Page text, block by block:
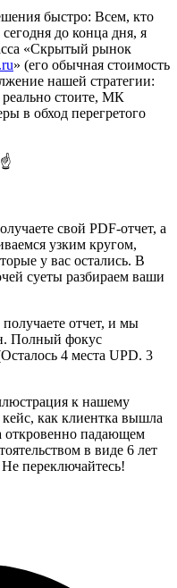
быстро: Всем, кто
до конца дня, я
«Скрытый рынок
» (его обычная стоимость
нашей стратегии:
стоите, МК
в обход перегретого
☝️
свой PDF-отчет, а
узким кругом,
у вас остались. В
суеты разбираем ваши
отчет, и мы
Полный фокус
4 места UPD. 3
к нашему
как клиентка вышла
откровенно падающем
в виде 6 лет
переключайтесь!